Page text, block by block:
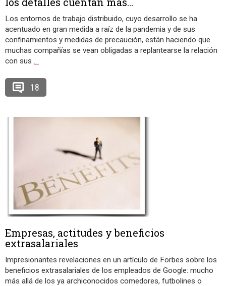
Los entornos de trabajo distribuido, cuyo desarrollo se ha
acentuado en gran medida a raíz de la pandemia y de sus
confinamientos y medidas de precaución, están haciendo que
muchas compañías se vean obligadas a replantearse la relación
con sus …
18
Empresas, actitudes y beneficios
extrasalariales
Impresionantes revelaciones en un artículo de Forbes sobre los
beneficios extrasalariales de los empleados de Google: mucho
más allá de los ya archiconocidos comedores, futbolines o